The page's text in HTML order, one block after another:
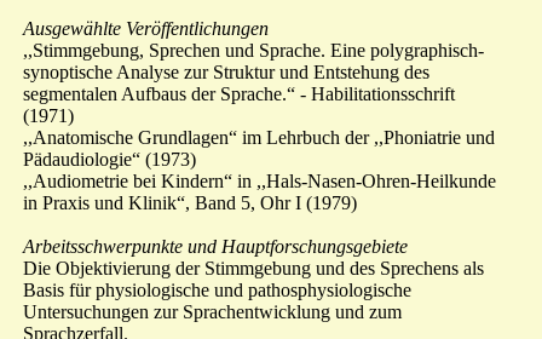
Ausgewählte Veröffentlichungen
,,Stimmgebung, Sprechen und Sprache. Eine polygraphisch-
synoptische Analyse zur Struktur und Entstehung des
segmentalen Aufbaus der Sprache.“ - Habilitationsschrift
(1971)
,,Anatomische Grundlagen“ im Lehrbuch der ,,Phoniatrie und
Pädaudiologie“ (1973)
,,Audiometrie bei Kindern“ in ,,Hals-Nasen-Ohren-Heilkunde
in Praxis und Klinik“, Band 5, Ohr I (1979)
Arbeitsschwerpunkte und Hauptforschungsgebiete
Die Objektivierung der Stimmgebung und des Sprechens als
Basis für physiologische und pathosphysiologische
Untersuchungen zur Sprachentwicklung und zum
Sprachzerfall.